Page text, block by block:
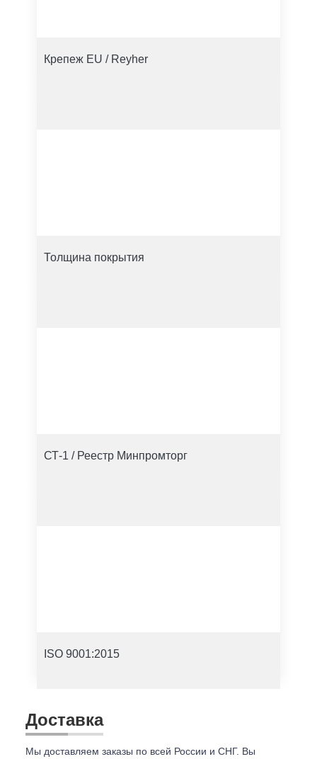
Крепеж EU / Reyher
Толщина покрытия
СТ-1 / Реестр Минпромторг
ISO 9001:2015
Доставка
Мы доставляем заказы по всей России и СНГ. Вы